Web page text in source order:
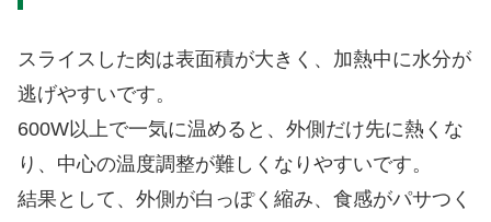
スライスした肉は表面積が大きく、加熱中に水分が
逃げやすいです。
600W以上で一気に温めると、外側だけ先に熱くな
り、中心の温度調整が難しくなりやすいです。
結果として、外側が白っぽく縮み、食感がパサつく